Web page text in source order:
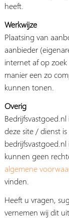
heeft.
Werkwijze
Plaatsing van
aanbieder
internet af op
manier een zo
kunnen tonen.
Overig
deze site / dienst
kunnen geen
algemene
vinden.
Heeft u vragen,
vernemen wij dit